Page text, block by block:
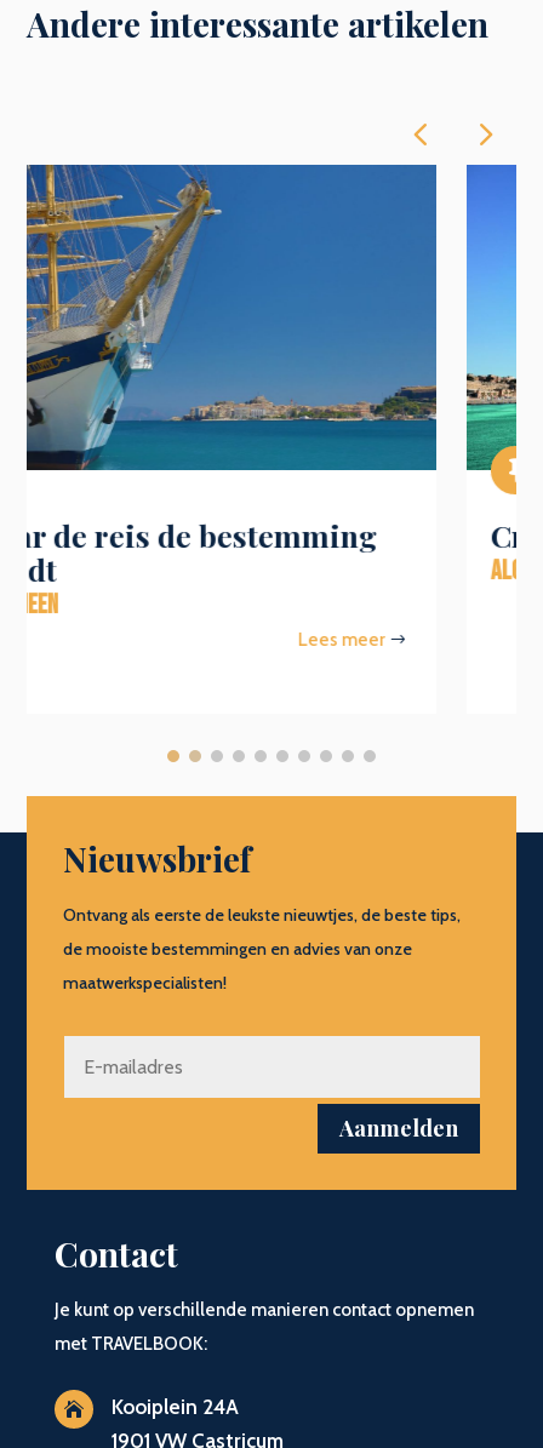
Andere interessante artikelen

Cruisen op het hoogste niveau
ALGEMEEN
Nieuwsbrief
Ontvang als eerste de leukste nieuwtjes, de beste tips,
de mooiste bestemmingen en advies van onze
maatwerkspecialisten!
Aanmelden
Contact
Je kunt op verschillende manieren contact opnemen
met TRAVELBOOK:

Kooiplein 24A
1901 VW Castricum